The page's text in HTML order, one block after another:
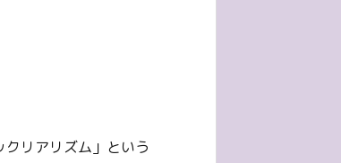
リアリズム」という